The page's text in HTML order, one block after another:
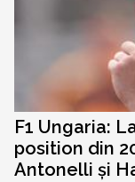
F1 Ungaria:
position din
Antonelli și